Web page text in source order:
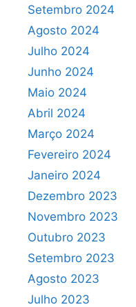
Setembro 2024
Agosto 2024
Julho 2024
Junho 2024
Maio 2024
Abril 2024
Março 2024
Fevereiro 2024
Janeiro 2024
Dezembro 2023
Novembro 2023
Outubro 2023
Setembro 2023
Agosto 2023
Julho 2023